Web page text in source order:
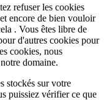
refuser les cookies
encore de bien vouloir
. Vous êtes libre de
d'autres cookies pour
cookies, nous
domaine.
stockés sur votre
puissiez vérifier ce que